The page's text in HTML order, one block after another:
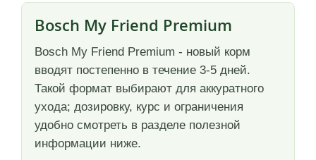
Bosch My Friend Premium
Bosch My Friend Premium - новый корм
вводят постепенно в течение 3-5 дней.
Такой формат выбирают для аккуратного
ухода; дозировку, курс и ограничения
удобно смотреть в разделе полезной
информации ниже.